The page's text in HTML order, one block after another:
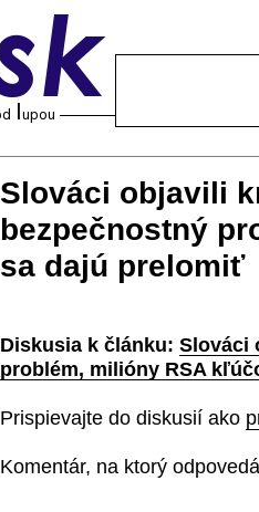
Slováci objavili
bezpečnostný
sa dajú prelomiť
Diskusia k článku: Slováci
problém, milióny RSA
Prispievajte do diskusií ako
Komentár, na ktorý